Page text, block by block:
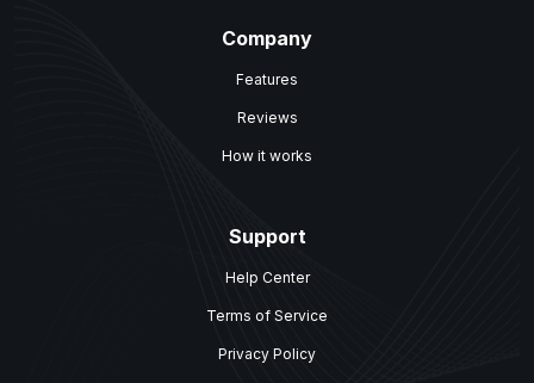
Company
Features
Reviews
How it works
Support
Help Center
Terms of Service
Privacy Policy